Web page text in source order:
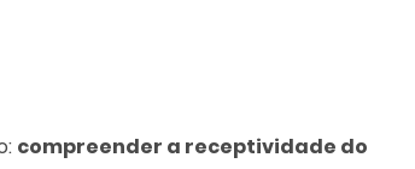
compreender a receptividade do